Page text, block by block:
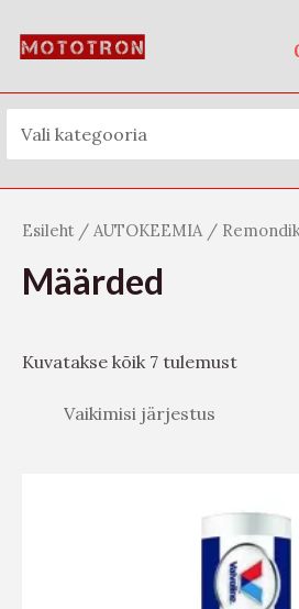
t
s
Esileht / AUTOKEEMIA/
Määrded
Kuvatakse kõik 7 tulemust